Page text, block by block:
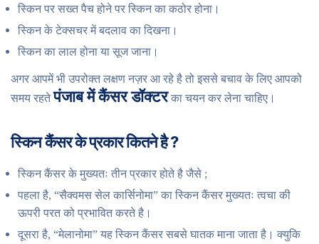
स्किन पर सख्त पैच होने पर स्किन का कठोर होना।
स्किन के टेक्सचर में बदलाव का दिखना।
स्किन का लाल होना या सूज जाना।
अगर आपमें भी उपरोक्त लक्षण नज़र आ रहे है तो इससे बचाव के लिए आपको
समय रहतेपंजाब में कैंसर डॉक्टरका चयन कर लेना चाहिए।
स्किन कैंसर के प्रकार कितने है ?
स्किन कैंसर के मुख्यतः तीन प्रकार होते है जैसे ;
पहला है, “सैक्वमस सेल कार्सिनोमा” का स्किन कैंसर मुख्यतः त्वचा की
ऊपरी परत को प्रभावित करते है।
दूसरा है, “मेलानोमा” यह स्किन कैंसर सबसे घातक माना जाता है। क्युकि